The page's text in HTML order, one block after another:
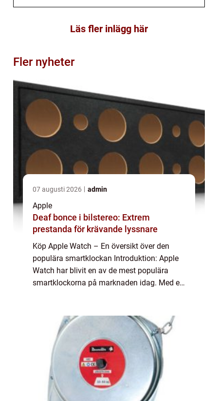
Läs fler inlägg här
Fler nyheter
07 augusti 2026 admin
Apple
Deaf bonce i bilstereo: Extrem
prestanda för krävande lyssnare
Köp Apple Watch – En översikt över den
populära smartklockan Introduktion: Apple
Watch har blivit en av de mest populära
smartklockorna på marknaden idag. Med en
överraskni...